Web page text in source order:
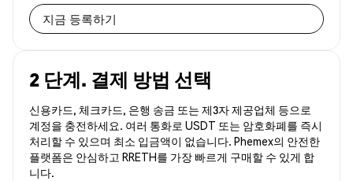
지금 등록하기
2 단계. 결제 방법 선택
신용카드, 체크카드, 은행 송금 또는 제3자 제공업체 등으로
계정을 충전하세요. 여러 통화로 USDT 또는 암호화폐를 즉시
처리할 수 있으며 최소 입금액이 없습니다. Phemex의 안전한
플랫폼은 안심하고 RRETH를 가장 빠르게 구매할 수 있게 합
니다.